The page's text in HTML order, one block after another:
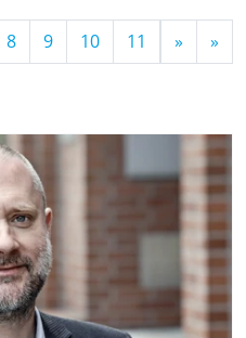
8 9 10 11 » »